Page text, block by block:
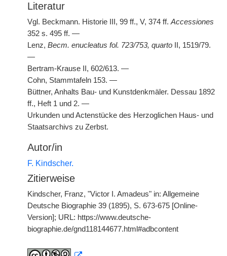
Literatur
Vgl. Beckmann. Historie III, 99 ff., V, 374 ff. Accessiones
352 s. 495 ff. —
Lenz, Becm. enucleatus fol. 723/753, quarto II, 1519/79.
—
Bertram-Krause II, 602/613. —
Cohn, Stammtafeln 153. —
Büttner, Anhalts Bau- und Kunstdenkmäler. Dessau 1892
ff., Heft 1 und 2. —
Urkunden und Actenstücke des Herzoglichen Haus- und
Staatsarchivs zu Zerbst.
Autor/in
F. Kindscher.
Zitierweise
Kindscher, Franz, "Victor I. Amadeus" in: Allgemeine
Deutsche Biographie 39 (1895), S. 673-675 [Online-
Version]; URL: https://www.deutsche-
biographie.de/gnd118144677.html#adbcontent